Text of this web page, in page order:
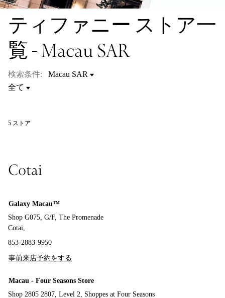
ティファニー ストア一
覧 - Macau SAR
検索条件:
5 ストア
Cotai
Galaxy Macau™
Shop G075, G/F, The Promenade
Cotai,
853-2883-9950
事前来店予約をする
Macau - Four Seasons Store
Shop 2805 2807, Level 2, Shoppes at Four Seasons